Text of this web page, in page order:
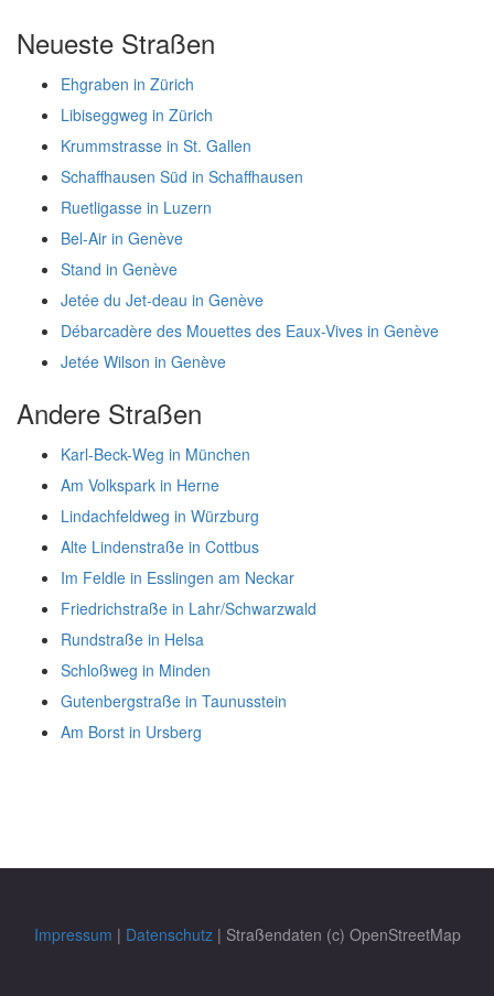
Neueste Straßen
Ehgraben in Zürich
Libiseggweg in Zürich
Krummstrasse in St. Gallen
Schaffhausen Süd in Schaffhausen
Ruetligasse in Luzern
Bel-Air in Genève
Stand in Genève
Jetée du Jet-deau in Genève
Débarcadère des Mouettes des Eaux-Vives in Genève
Jetée Wilson in Genève
Andere Straßen
Karl-Beck-Weg in München
Am Volkspark in Herne
Lindachfeldweg in Würzburg
Alte Lindenstraße in Cottbus
Im Feldle in Esslingen am Neckar
Friedrichstraße in Lahr/Schwarzwald
Rundstraße in Helsa
Schloßweg in Minden
Gutenbergstraße in Taunusstein
Am Borst in Ursberg
Impressum | Datenschutz| Straßendaten (c) OpenStreetMap